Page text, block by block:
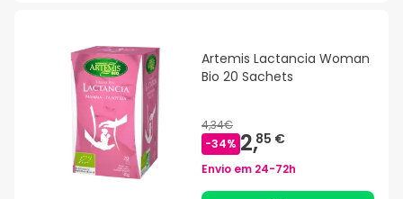
Artemis Lactancia Woman
Bio 20 Sachets
4,34€
-34% 2,85 €
Envio em 24-72h